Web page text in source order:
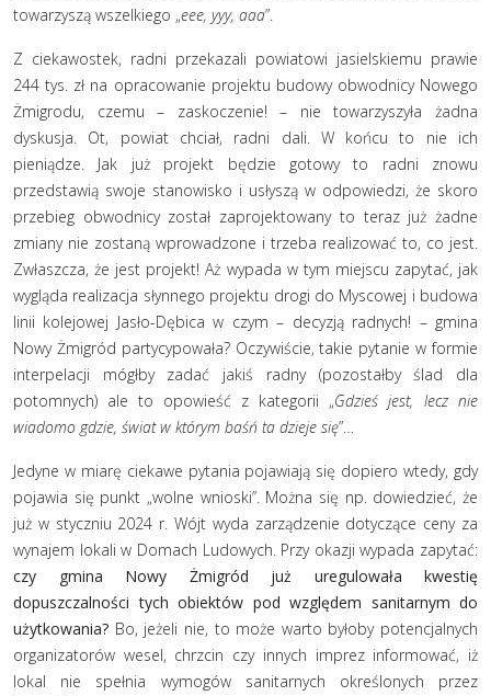
towarzyszą wszelkiego „eee, yyy, aaa”.
Z ciekawostek, radni przekazali powiatowi jasielskiemu prawie
244 tys. zł na opracowanie projektu budowy obwodnicy Nowego
Żmigrodu, czemu – zaskoczenie! – nie towarzyszyła żadna
dyskusja. Ot, powiat chciał, radni dali. W końcu to nie ich
pieniądze. Jak już projekt będzie gotowy to radni znowu
przedstawią swoje stanowisko i usłyszą w odpowiedzi, że skoro
przebieg obwodnicy został zaprojektowany to teraz już żadne
zmiany nie zostaną wprowadzone i trzeba realizować to, co jest.
Zwłaszcza, że jest projekt! Aż wypada w tym miejscu zapytać, jak
wygląda realizacja słynnego projektu drogi do Myscowej i budowa
linii kolejowej Jasło-Dębica w czym – decyzją radnych! – gmina
Nowy Żmigród partycypowała? Oczywiście, takie pytanie w formie
interpelacji mógłby zadać jakiś radny (pozostałby ślad dla
potomnych) ale to opowieść z kategorii „Gdzieś jest, lecz nie
wiadomo gdzie, świat w którym baśń ta dzieje się”…
Jedyne w miarę ciekawe pytania pojawiają się dopiero wtedy, gdy
pojawia się punkt „wolne wnioski”. Można się np. dowiedzieć, że
już w styczniu 2024 r. Wójt wyda zarządzenie dotyczące ceny za
wynajem lokali w Domach Ludowych. Przy okazji wypada zapytać:
czy gmina Nowy Żmigród już uregulowała kwestię
dopuszczalności tych obiektów pod względem sanitarnym do
użytkowania? Bo, jeżeli nie, to może warto byłoby potencjalnych
organizatorów wesel, chrzcin czy innych imprez informować, iż
lokal nie spełnia wymogów sanitarnych określonych przez